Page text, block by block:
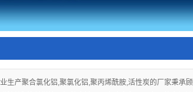
生产聚合氯化铝,聚氯化铝,聚丙烯酰胺,活性炭的厂家秉